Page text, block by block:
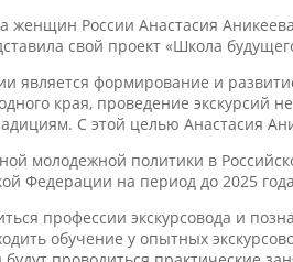
женщин России Анастасия
свой проект «Школа
формирование и
края, проведение экскурсий
С этой целью Анастасия
молодежной политики в
Федерации на период до 2025
профессии экскурсовода и
обучение у опытных